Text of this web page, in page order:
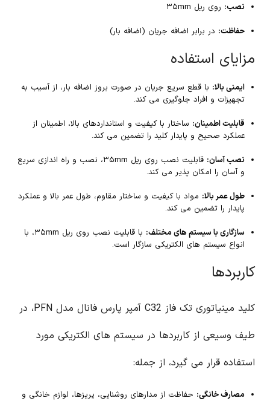
نصب: روی ریل ۳۵mm
حفاظت: در برابر اضافه جریان (اضافه بار)
مزایای استفاده
ایمنی بالا: با قطع سریع جریان در صورت بروز اضافه بار، از آسیب به
تجهیزات و افراد جلوگیری می کند.
قابلیت اطمینان: ساختار با کیفیت و استانداردهای بالا، اطمینان از
عملکرد صحیح و پایدار کلید را تضمین می کند.
نصب آسان:
قابلیت نصب روی ریل ۳۵mm، نصب و راه اندازی سریع
و آسان را امکان پذیر می کند.
طول عمر بالا: مواد با کیفیت و ساختار مقاوم، طول عمر بالا و عملکرد
پایدار را تضمین می کند.
سازگاری با سیستم های مختلف:
با قابلیت نصب روی ریل ۳۵mm، با
انواع سیستم های الکتریکی سازگار است.
کاربردها
کلید مینیاتوری تک فاز C32 آمپر پارس فانال مدل PFN، در
طیف وسیعی از کاربردها در سیستم های الکتریکی مورد
استفاده قرار می گیرد، از جمله:
مصارف خانگی: حفاظت از مدارهای روشنایی، پریزها، لوازم خانگی و